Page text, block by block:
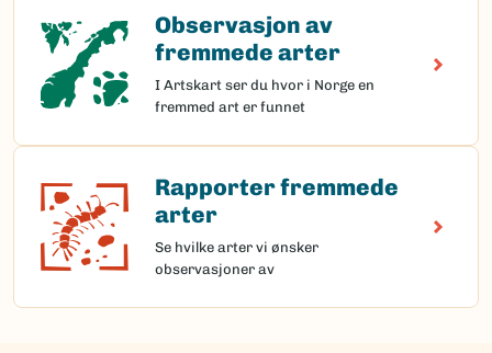
Observasjon av
fremmede arter
I Artskart ser du hvor i Norge en
fremmed art er funnet
Observasjon av fremmede arter
Rapporter fremmede
arter
Se hvilke arter vi ønsker
observasjoner av
Rapporter fremmede arter